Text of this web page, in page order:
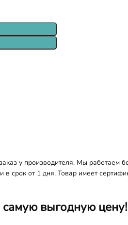
у производителя. Мы работаем
срок от 1 дня. Товар имеет
самую выгодную цену!